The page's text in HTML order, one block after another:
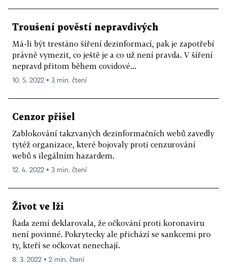
Troušení pověstí nepravdivých
Má-li být trestáno šíření dezinformací, pak je zapotřebí
právně vymezit, co ještě je a co už není pravda. V šíření
nepravd přitom během covidové...
10. 5. 2022 ▪ 3 min. čtení
Cenzor přišel
Zablokování takzvaných dezinformačních webů zavedly
tytéž organizace, které bojovaly proti cenzurování
webů s ilegálním hazardem.
12. 4. 2022 ▪ 3 min. čtení
Život ve lži
Řada zemí deklarovala, že očkování proti koronaviru
není povinné. Pokrytecky ale přichází se sankcemi pro
ty, kteří se očkovat nenechají.
8. 3. 2022 ▪ 2 min. čtení